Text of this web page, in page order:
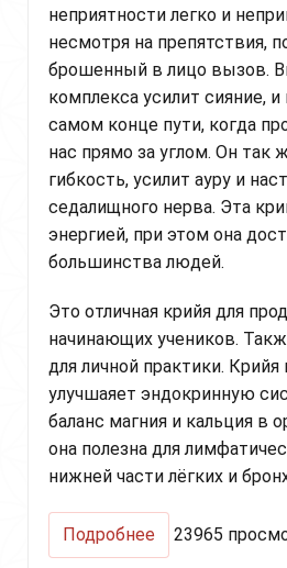
неприятности легко и
несмотря на препятствия,
брошенный в лицо вызов.
комплекса усилит сияние,
самом конце пути, когда
нас прямо за углом. Он так
гибкость, усилит ауру и
седалищного нерва. Эта
энергией, при этом она
большинства людей.
Это отличная крийя для
начинающих учеников.
для личной практики.
улучшаяет эндокринную
баланс магния и кальция в
она полезна для
нижней части лёгких и
Подробнее
Крийя
23965